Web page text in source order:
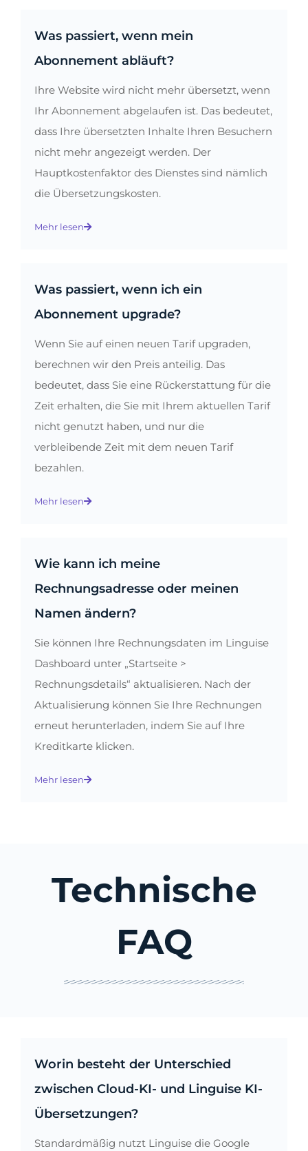
Was passiert, wenn mein
Abonnement abläuft?
Ihre Website wird nicht mehr übersetzt, wenn
Ihr Abonnement abgelaufen ist. Das bedeutet,
dass Ihre übersetzten Inhalte Ihren Besuchern
nicht mehr angezeigt werden. Der
Hauptkostenfaktor des Dienstes sind nämlich
die Übersetzungskosten.
Mehr lesen
Was passiert, wenn ich ein
Abonnement upgrade?
Wenn Sie auf einen neuen Tarif upgraden,
berechnen wir den Preis anteilig. Das
bedeutet, dass Sie eine Rückerstattung für die
Zeit erhalten, die Sie mit Ihrem aktuellen Tarif
nicht genutzt haben, und nur die
verbleibende Zeit mit dem neuen Tarif
bezahlen.
Mehr lesen
Wie kann ich meine
Rechnungsadresse oder meinen
Namen ändern?
Sie können Ihre Rechnungsdaten im Linguise
Dashboard unter „Startseite >
Rechnungsdetails“ aktualisieren. Nach der
Aktualisierung können Sie Ihre Rechnungen
erneut herunterladen, indem Sie auf Ihre
Kreditkarte klicken.
Mehr lesen
Technische
FAQ
Worin besteht der Unterschied
zwischen Cloud-KI- und Linguise KI-
Übersetzungen?
Standardmäßig nutzt Linguise die Google